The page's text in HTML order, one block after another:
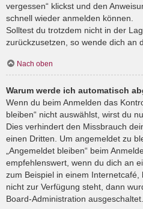
vergessen“ klickst und den
schnell wieder anmelden können.
Solltest du trotzdem nicht in der
zurückzusetzen, so wende dich an
Nach oben
Warum werde ich automatisch
Wenn du beim Anmelden das
bleiben“ nicht auswählst, wirst du
Dies verhindert den Missbrauch
einen Dritten. Um angemeldet zu
„Angemeldet bleiben“ beim
empfehlenswert, wenn du dich an
zum Beispiel in einem
nicht zur Verfügung steht, dann
Board-Administration ausgeschaltet.